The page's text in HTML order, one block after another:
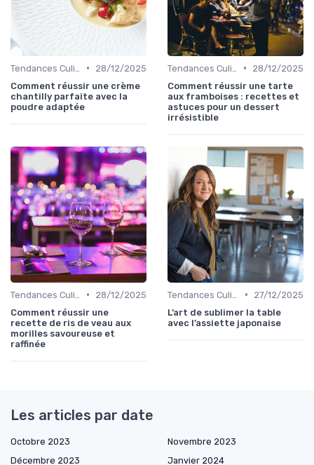
•
28/12/2025
Comment réussir une crème
chantilly parfaite avec la
poudre adaptée
•
28/12/2025
Comment réussir une tarte
aux framboises : recettes et
astuces pour un dessert
irrésistible
•
28/12/2025
Comment réussir une
recette de ris de veau aux
morilles savoureuse et
raffinée
•
27/12/2025
L’art de sublimer la table
avec l’assiette japonaise
Les articles par date
Octobre 2023
Novembre 2023
Décembre 2023
Janvier 2024